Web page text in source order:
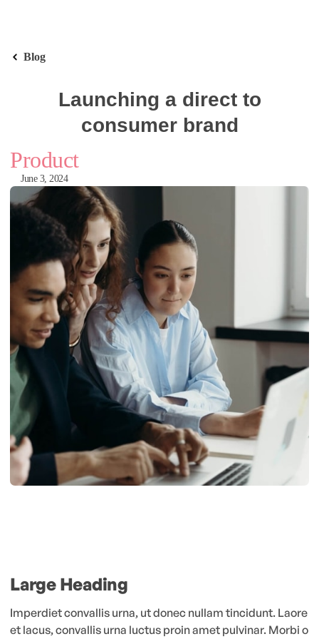
Blog
Launching a direct to
consumer brand
Product
June 3, 2024
Large Heading
Imperdiet convallis urna, ut donec nullam tincidunt. Laore
et lacus, convallis urna luctus proin amet pulvinar. Morbi o